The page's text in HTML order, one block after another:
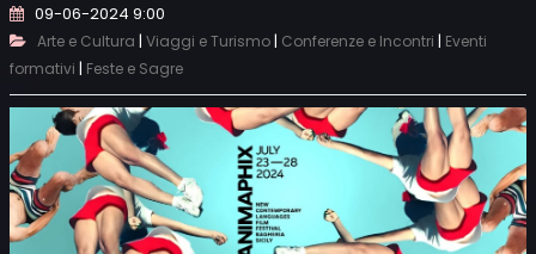
09-06-2024 9:00
Arte e Cultura | Viaggi e Turismo| Conferenze e Incontri | Eventi
formativi | Feste e Sagre